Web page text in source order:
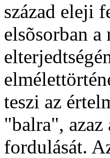
század eleji
elsõsorban
teszi az
"balra",
fordulását.